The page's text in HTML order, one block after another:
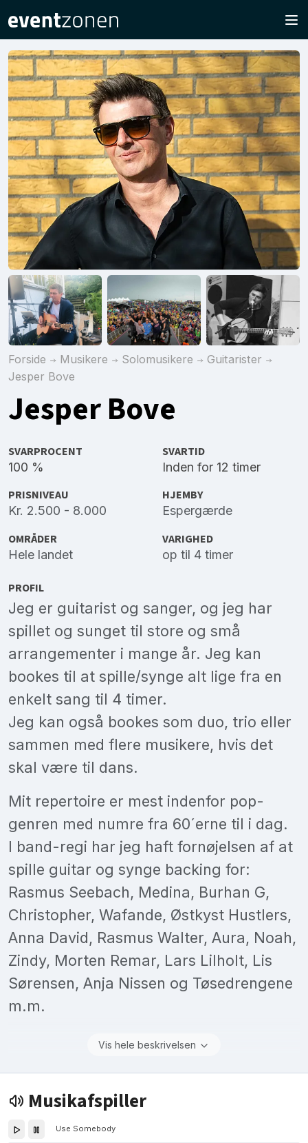
Forside Musikere Solomusikere
Guitarister
Jesper Bove
Jesper Bove
SVARPROCENT
100 %
SVARTID
Inden for 12 timer
PRISNIVEAU
Kr. 2.500 - 8.000
HJEMBY
Espergærde
OMRÅDER
Hele landet
VARIGHED
op til 4 timer
PROFIL
Jeg er guitarist og sanger, og jeg har
spillet og sunget til store og små
arrangementer i mange år. Jeg kan
bookes til at spille/synge alt lige fra en
enkelt sang til 4 timer.
Jeg kan også bookes som duo, trio eller
sammen med flere musikere, hvis det
skal være til dans.
Mit repertoire er mest indenfor pop-
genren med numre fra 60´erne til i dag.
I band-regi har jeg haft fornøjelsen af at
spille guitar og synge backing for:
Rasmus Seebach, Medina, Burhan G,
Christopher, Wafande, Østkyst Hustlers,
Anna David, Rasmus Walter, Aura, Noah,
Zindy, Morten Remar, Lars Lilholt, Lis
Sørensen, Anja Nissen og Tøsedrengene
m.m.
Vis hele beskrivelsen
Musikafspiller
Use Somebody